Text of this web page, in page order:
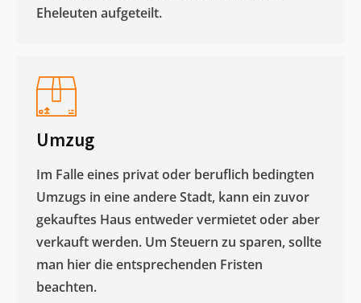
Eheleuten aufgeteilt.​
Umzug
Im Falle eines privat oder beruflich bedingten
Umzugs in eine andere Stadt, kann ein zuvor
gekauftes Haus entweder vermietet oder aber
verkauft werden. Um Steuern zu sparen, sollte
man hier die entsprechenden Fristen
beachten.